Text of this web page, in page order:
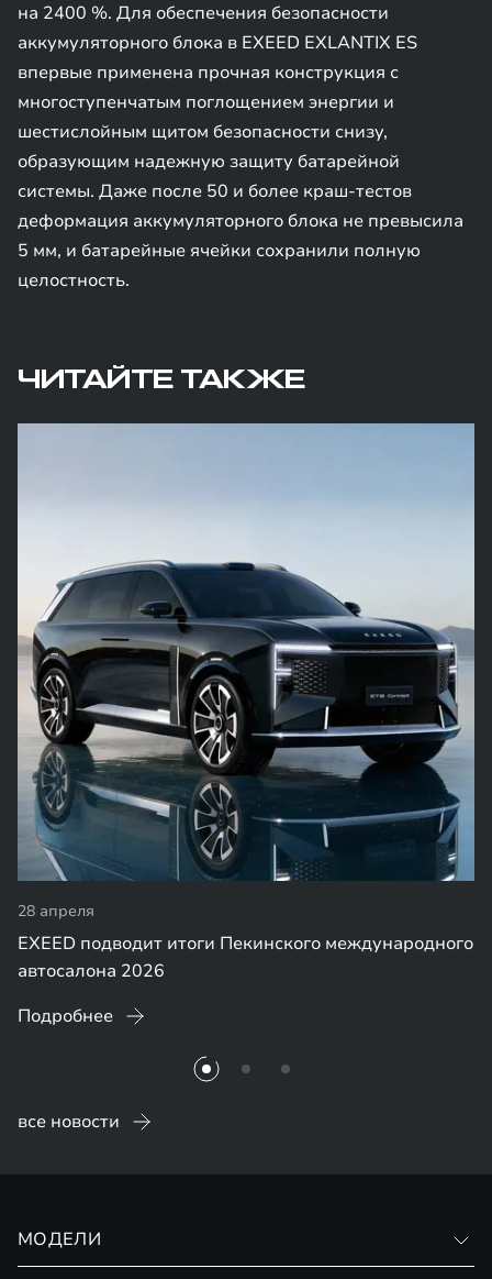
на 2400 %. Для обеспечения безопасности
аккумуляторного блока в EXEED EXLANTIX ES
впервые применена прочная конструкция с
многоступенчатым поглощением энергии и
шестислойным щитом безопасности снизу,
образующим надежную защиту батарейной
системы. Даже после 50 и более краш-тестов
деформация аккумуляторного блока не превысила
5 мм, и батарейные ячейки сохранили полную
целостность.
ЧИТАЙТЕ ТАКЖЕ
28 апреля
EXEED подводит итоги Пекинского международного
автосалона 2026
Подробнее
все новости
МОДЕЛИ